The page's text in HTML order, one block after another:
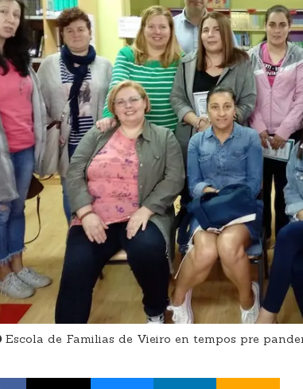
Escola de Familias de Vieiro en tempos pre